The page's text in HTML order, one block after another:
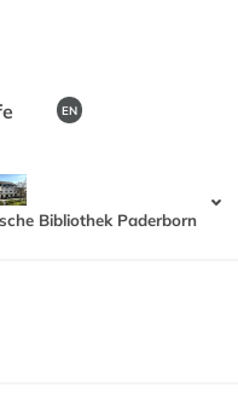
EN
Bibliothek Paderborn